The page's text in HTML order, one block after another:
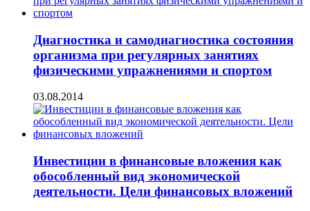
Диагностика и самодиагностика состояния
организма при регулярных занятиях
физическими упражнениями и спортом
03.08.2014
Инвестиции в финансовые вложения как
обособленный вид экономической
деятельности. Цели финансовых вложений